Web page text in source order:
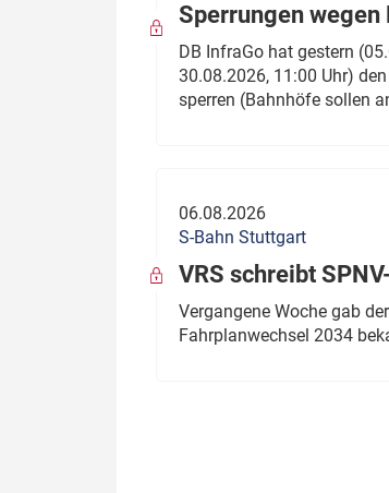
Sperrungen
DB InfraGo hat gestern
30.08.2026, 11:00 Uhr)
sperren (Bahnhöfe sollen
06.08.2026
S-Bahn Stuttgart
VRS schreibt
Vergangene Woche gab
Fahrplanwechsel 2034